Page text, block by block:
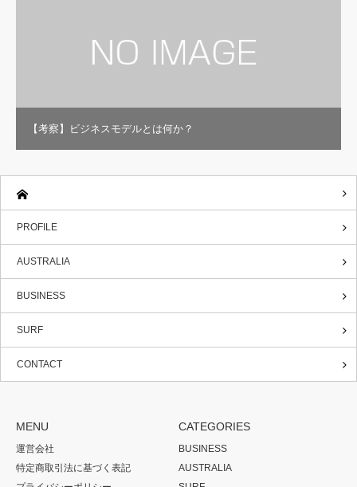
【考察】ビジネスモデルとは何か？
PROFILE
AUSTRALIA
BUSINESS
SURF
CONTACT
MENU
運営会社
特定商取引法に基づく表記
CATEGORIES
BUSINESS
AUSTRALIA